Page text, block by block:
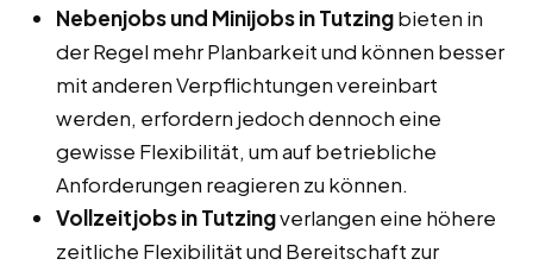
Nebenjobs und Minijobs in Tutzingbieten in
der Regel mehr Planbarkeit und können besser
mit anderen Verpflichtungen vereinbart
werden, erfordern jedoch dennoch eine
gewisse Flexibilität, um auf betriebliche
Anforderungen reagieren zu können.
Vollzeitjobs in Tutzingverlangen eine höhere
zeitliche Flexibilität und Bereitschaft zur